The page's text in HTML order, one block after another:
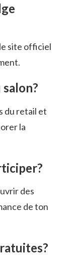
site officiel
du retail et
la
des
de ton